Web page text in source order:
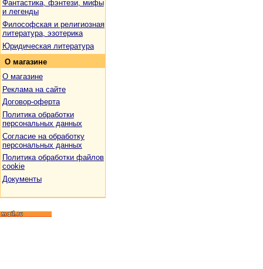
Фантастика, фэнтези, мифы
и легенды
Философская и религиозная
литература, эзотерика
Юридическая литература
О магазине
О магазине
Реклама на сайте
Договор-оферта
Политика обработки
персональных данных
Согласие на обработку
персональных данных
Политика обработки файлов
cookie
Документы